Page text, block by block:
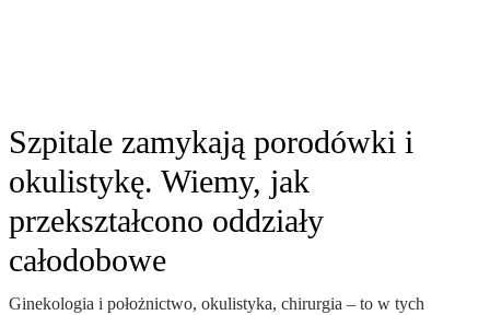
Szpitale zamykają porodówki i
okulistykę. Wiemy, jak
przekształcono oddziały
całodobowe
Ginekologia i położnictwo, okulistyka, chirurgia – to w tych